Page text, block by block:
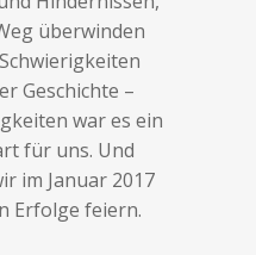
überwinden
Geschichte –
war es ein
für uns. Und
im Januar 2017
Erfolge feiern.